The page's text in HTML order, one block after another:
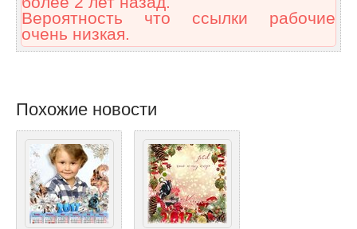
Вероятность что ссылки рабочие
очень низкая.
Похожие новости